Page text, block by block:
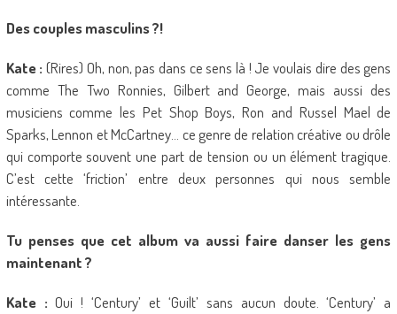
Des couples masculins ?!
Kate : (Rires) Oh, non, pas dans ce sens là ! Je voulais dire des gens
comme The Two Ronnies, Gilbert and George, mais aussi des
musiciens comme les Pet Shop Boys, Ron and Russel Mael de
Sparks, Lennon et McCartney… ce genre de relation créative ou drôle
qui comporte souvent une part de tension ou un élément tragique.
C’est cette ‘friction’ entre deux personnes qui nous semble
intéressante.
Tu penses que cet album va aussi faire danser les gens
maintenant ?
Kate : Oui ! ‘Century’ et ‘Guilt’ sans aucun doute. ‘Century’ a